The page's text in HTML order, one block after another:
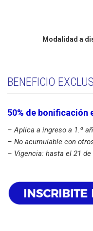
Modalidad a
BENEFICIO
50% de bonificación
– Aplica a ingreso a 1.º
– No acumulable con
– Vigencia: hasta el 21